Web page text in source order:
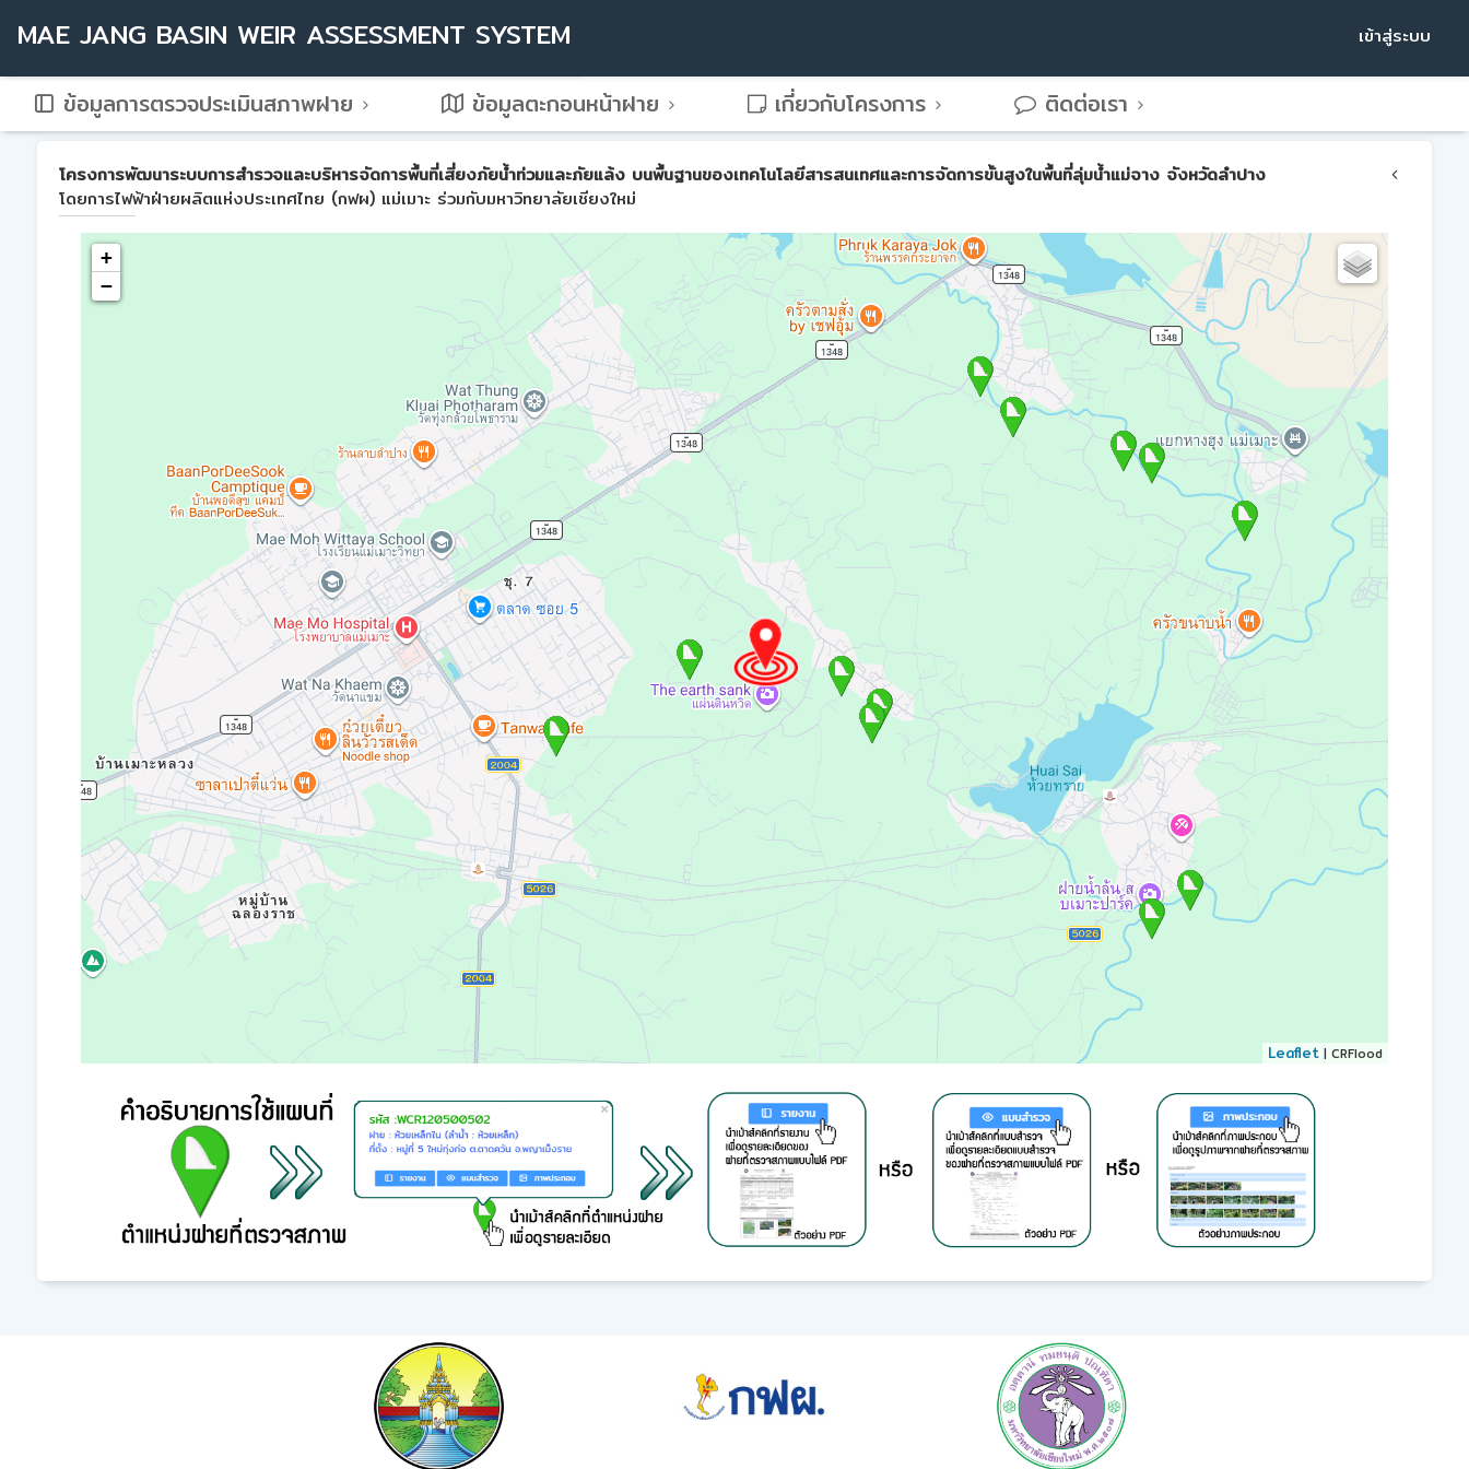
MAE JANG BASIN WEIR ASSESSMENT SYSTEM เข้าสู่ระบบ
ข้อมูลการตรวจประเมินสภาพฝาย ข้อมูลตะกอนหน้าฝาย เกี่ยวกับโครงการ ติดต่อเรา
โครงการพัฒนาระบบการสำรวจและบริหารจัดการพื้นที่เสี่ยงภัยน้ำท่วมและภัยแล้ง บนพื้นฐานของเทคโนโลยีสารสนเทศและการจัดการขั้นสูงในพื้นที่ลุ่มน้ำแม่จาง จังหวัดลำปาง
โดยการไฟฟ้าฝ่ายผลิตแห่งประเทศไทย (กฟผ) แม่เมาะ ร่วมกับมหาวิทยาลัยเชียงใหม่
+
−
Leaflet | CRFlood